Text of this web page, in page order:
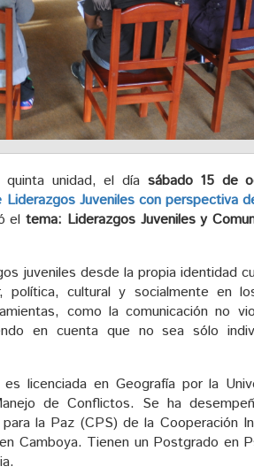
unidad, el día sábado 15 de
Juveniles con perspectiva
eltema: Liderazgos Juveniles y
juveniles desde la propia identidad
cultural y socialmente en
como la comunicación no
en cuenta que no sea sólo
licenciada en Geografía por la
de Conflictos. Se ha
la Paz (CPS) de la Cooperación
Camboya. Tienen un Postgrado en